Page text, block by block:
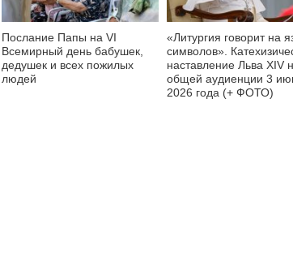
Послание Папы на VI
Всемирный день бабушек,
дедушек и всех пожилых
людей
«Литургия говорит на
символов».
наставление Льва XIV
общей аудиенции 3
2026 года (+ ФОТО)